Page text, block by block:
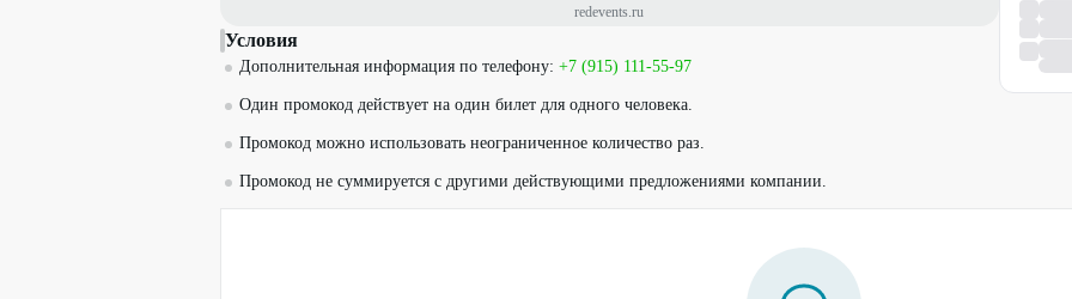
redevents.ru
Условия
Дополнительная информация по телефону: +7 (915) 111-55-97
Один промокод действует на один билет для одного человека.
Промокод можно использовать неограниченное количество раз.
Промокод не суммируется с другими действующими предложениями компании.